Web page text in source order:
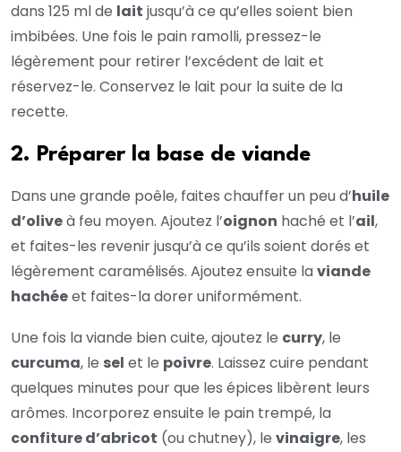
dans 125 ml de lait jusqu’à ce qu’elles soient bien
imbibées. Une fois le pain ramolli, pressez-le
légèrement pour retirer l’excédent de lait et
réservez-le. Conservez le lait pour la suite de la
recette.
2. Préparer la base de viande
Dans une grande poêle, faites chauffer un peu d’huile
d’oliveà feu moyen. Ajoutez l’oignon haché et l’ail,
et faites-les revenir jusqu’à ce qu’ils soient dorés et
légèrement caramélisés. Ajoutez ensuite laviande
hachéeet faites-la dorer uniformément.
Une fois la viande bien cuite, ajoutez le curry, le
curcuma, le sel et le poivre. Laissez cuire pendant
quelques minutes pour que les épices libèrent leurs
arômes. Incorporez ensuite le pain trempé, la
confiture d’abricot (ou chutney), le vinaigre, les